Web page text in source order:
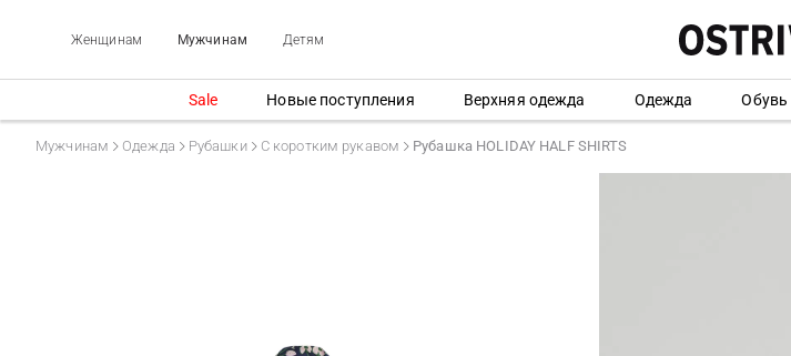
Женщинам Мужчинам Детям
Sale Новые поступления Верхняя одежда Одежда Обувь
Мужчинам Одежда Рубашки С коротким рукавом Рубашка HOLIDAY HALF SHIRTS